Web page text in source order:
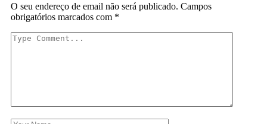
O seu endereço de email não será publicado. Campos
obrigatórios marcados com *